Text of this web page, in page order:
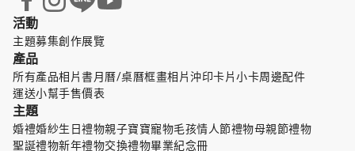
活動
主題募集創作展覽
產品
所有產品相片書月曆/桌曆框畫相片沖印卡片小卡周邊配件
運送小幫手售價表
主題
婚禮婚紗生日禮物親子寶寶寵物毛孩情人節禮物母親節禮物
聖誕禮物新年禮物交換禮物畢業紀念冊